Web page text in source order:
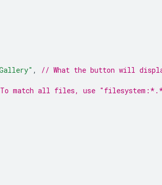
,
// What the button will
match all files, use